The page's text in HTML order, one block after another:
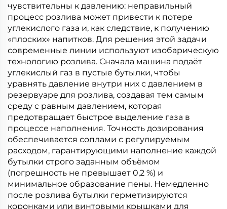
чувствительны к давлению: неправильный
процесс розлива может привести к потере
углекислого газа и, как следствие, к получению
«плоских» напитков. Для решения этой задачи
современные линии используют изобарическую
технологию розлива. Сначала машина подаёт
углекислый газ в пустые бутылки, чтобы
уравнять давление внутри них с давлением в
резервуаре для розлива, создавая тем самым
среду с равным давлением, которая
предотвращает быстрое выделение газа в
процессе наполнения. Точность дозирования
обеспечивается соплами с регулируемым
расходом, гарантирующими наполнение каждой
бутылки строго заданным объёмом
(погрешность не превышает 0,2 %) и
минимальное образование пены. Немедленно
после розлива бутылки герметизируются
коронками или винтовыми крышками для